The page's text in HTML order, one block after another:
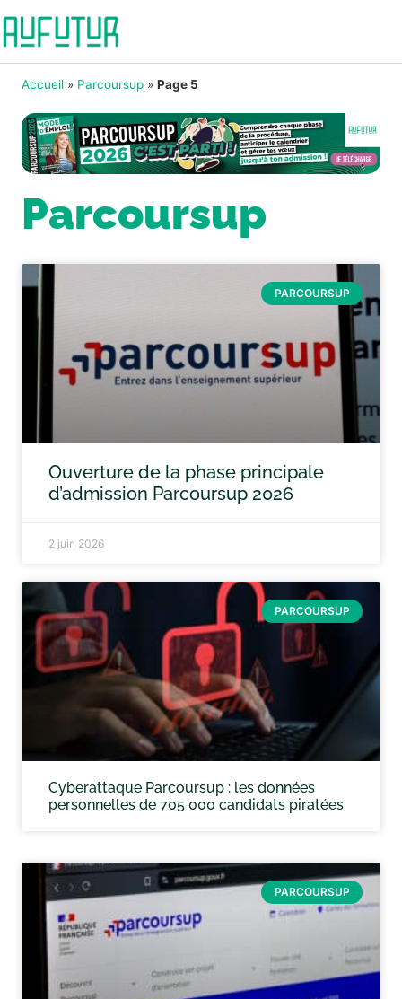
Accueil » Parcoursup » Page 5
Parcoursup
PARCOURSUP
Ouverture de la phase principale
d’admission Parcoursup 2026
2 juin 2026
PARCOURSUP
Cyberattaque Parcoursup : les données
personnelles de 705 000 candidats piratées
PARCOURSUP